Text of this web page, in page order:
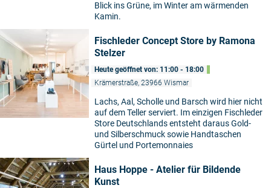
Blick ins Grüne, im Winter am wärmenden
Kamin.
Fischleder Concept Store by Ramona
Stelzer
Heute geöffnet von: 11:00 - 18:00
Krämerstraße, 23966 Wismar
Lachs, Aal, Scholle und Barsch wird hier nicht
auf dem Teller serviert. Im einzigen Fischleder
Store Deutschlands entsteht daraus Gold-
und Silberschmuck sowie Handtaschen
Gürtel und Portemonnaies
Haus Hoppe - Atelier für Bildende
Kunst